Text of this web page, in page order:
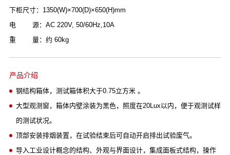
下柜尺寸：1350(W)×700(D)×650(H)mm
电 源：AC 220V, 50/60Hz,10A
重 量：约 60kg
产品介绍
钢结构箱体，测试箱体积大于0.75立方米 。
大型观测窗，箱体内壁涂装为黑色，照度在20Lux以内，便于观测试样
的测试状况。
顶部安装排烟装置，在试验结束后可自动开启排出试验废气。
导入工业设计概念的结构、外观与界面设计，集成面板式结构，操作